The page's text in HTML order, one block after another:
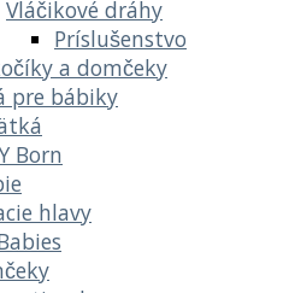
Vláčikové dráhy
Príslušenstvo
a domčeky
pre bábiky
Born
hlavy